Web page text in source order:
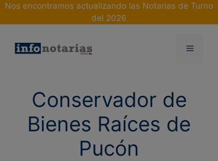
Skip
Nos encontramos actualizando las Notarias de Turno
del 2026
Menu
Conservador de
Bienes Raíces de
Pucón